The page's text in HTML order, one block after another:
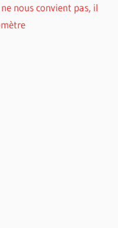
nous convient pas, il